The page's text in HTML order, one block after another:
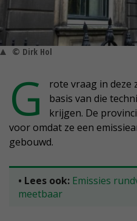
© Dirk Hol
G
rote vraag in deze
basis van die
krijgen. De
voor omdat ze een
gebouwd.
• Lees ook: Emissies
meetbaar